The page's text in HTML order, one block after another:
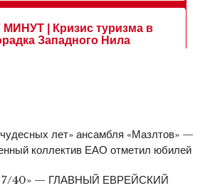
лет» ансамбля «Мазлтов» —
коллектив ЕАО отметил юбилей
7/40» — ГЛАВНЫЙ ЕВРЕЙСКИЙ